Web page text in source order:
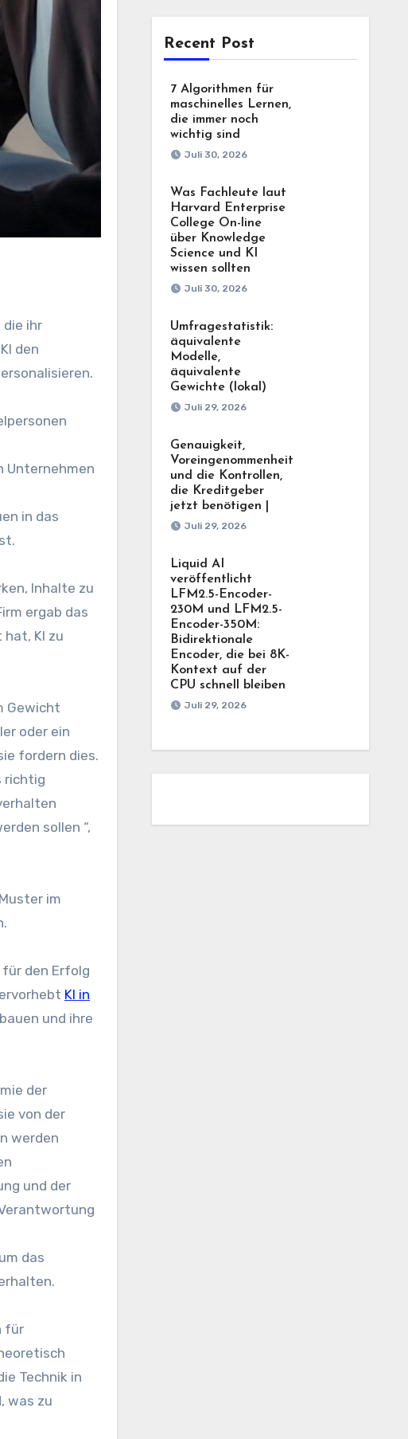
die ihr
den
Unternehmen
in das
Inhalte zu
ergab das
KI zu
Gewicht
oder ein
fordern dies.
richtig
sollen “,
im
den Erfolg
KI in
und ihre
der
von der
werden
und der
das
für
Technik in
was zu
Recent Post
7 Algorithmen für
maschinelles Lernen,
die immer noch
wichtig sind
Juli 30, 2026
Was Fachleute laut
Harvard Enterprise
College On-line
über Knowledge
Science und KI
wissen sollten
Juli 30, 2026
Umfragestatistik:
äquivalente
Modelle,
äquivalente
Gewichte (lokal)
Juli 29, 2026
Genauigkeit,
Voreingenommenheit
und die Kontrollen,
die Kreditgeber
jetzt benötigen |
Juli 29, 2026
Liquid AI
veröffentlicht
LFM2.5-Encoder-
230M und LFM2.5-
Encoder-350M:
Bidirektionale
Encoder, die bei 8K-
Kontext auf der
CPU schnell bleiben
Juli 29, 2026